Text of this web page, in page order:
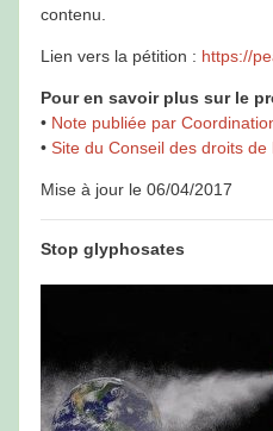
contenu.
Lien vers la pétition : https://
Pour en savoir plus sur le
• Note publiée par
• Site du Conseil des droits de
Mise à jour le 06/04/2017
Stop glyphosates